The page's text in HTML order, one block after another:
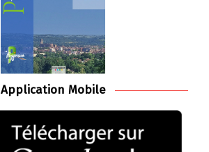
Application Mobile